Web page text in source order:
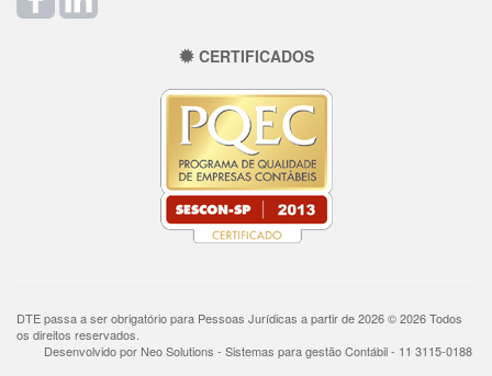
CERTIFICADOS
DTE passa a ser obrigatório para Pessoas Jurídicas a partir de 2026 © 2026 Todos
os direitos reservados.
Desenvolvido por Neo Solutions - Sistemas para gestão Contábil - 11 3115-0188